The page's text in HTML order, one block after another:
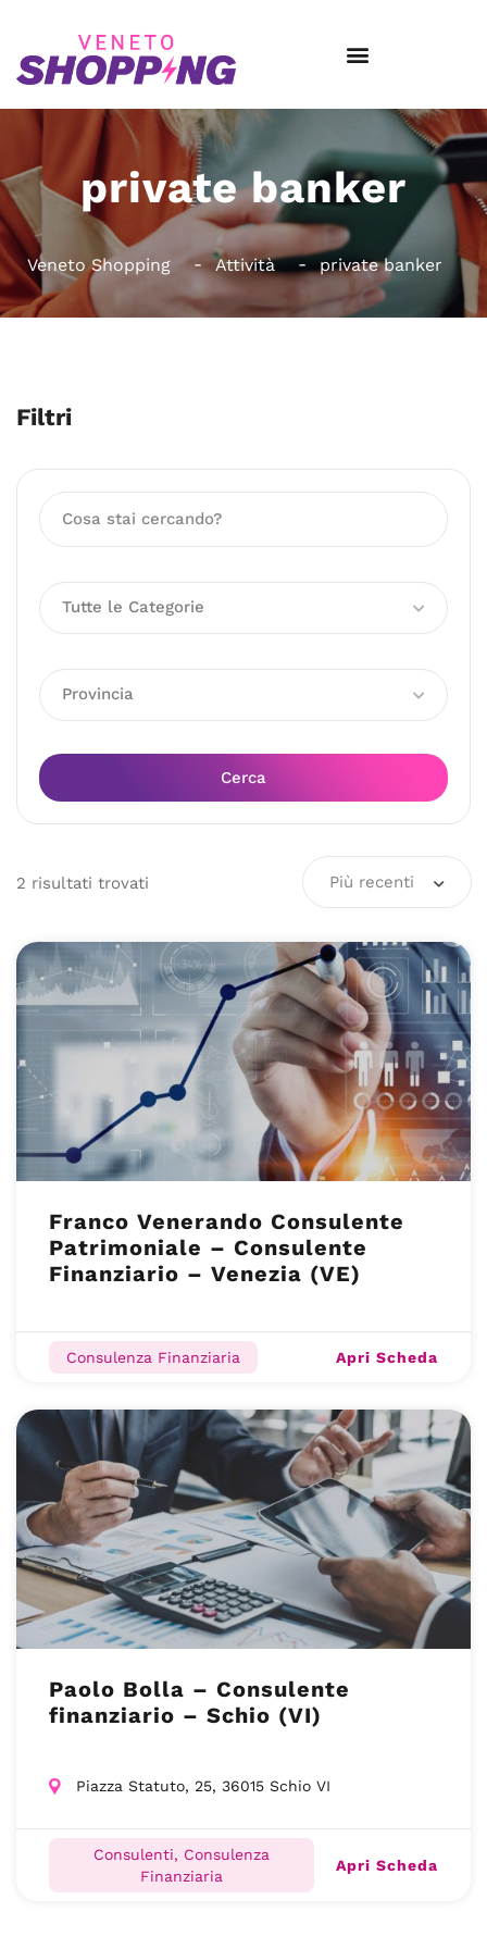
private banker
Veneto Shopping Attività private banker
Filtri
Tutte le Categorie
Provincia
Cerca
2 risultati trovati Più recenti
Franco Venerando Consulente
Patrimoniale – Consulente
Finanziario – Venezia (VE)
Consulenza Finanziaria Apri Scheda
Paolo Bolla – Consulente
finanziario – Schio (VI)
Piazza Statuto, 25, 36015 Schio VI
Consulenti, Consulenza
Finanziaria
Apri Scheda